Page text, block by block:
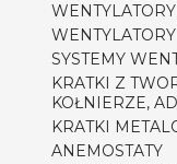
SYSTEMY
KRATKI Z
KOŁNIERZE,
KRATKI
ANEMOSTATY